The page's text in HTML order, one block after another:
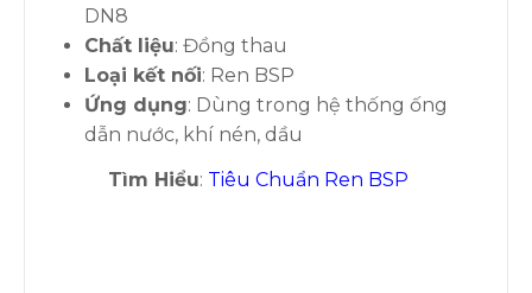
DN8
Chất liệu: Đồng thau
Loại kết nối: Ren BSP
Ứng dụng: Dùng trong hệ thống ống
dẫn nước, khí nén, dầu
Tìm Hiểu: Tiêu Chuẩn Ren BSP